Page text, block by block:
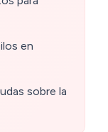
en
sobre la